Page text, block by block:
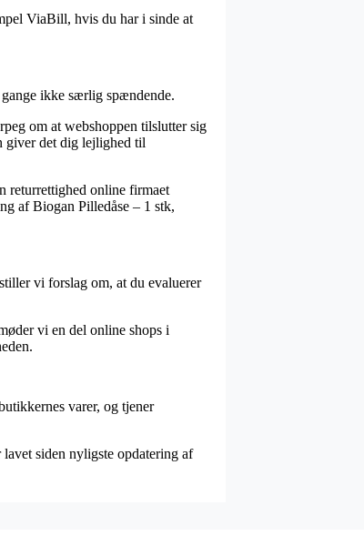
ViaBill, hvis du har i sinde at
ikke særlig spændende.
om at webshoppen tilslutter sig
giver det dig lejlighed til
returrettighed online firmaet
af Biogan Pilledåse – 1 stk,
vi forslag om, at du evaluerer
vi en del online shops i
varer, og tjener
siden nyligste opdatering af